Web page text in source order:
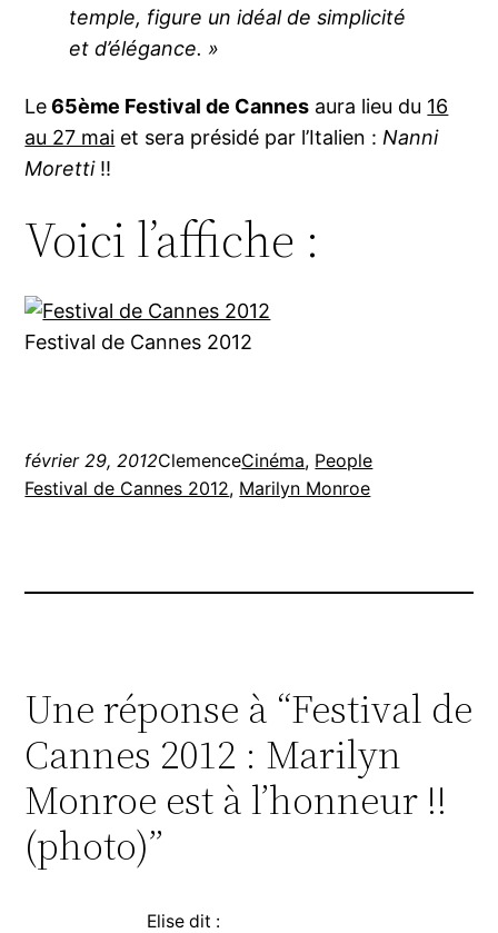
temple, figure un idéal de simplicité
et d’élégance. »
Le65ème Festival de Cannes aura lieu du 16
au 27 mai et sera présidé par l’Italien :Nanni
Moretti !!
Voici l’affiche :
Festival de Cannes 2012
février 29, 2012ClemenceCinéma, People
Festival de Cannes 2012, Marilyn Monroe
Une réponse à “Festival de
Cannes 2012 : Marilyn
Monroe est à l’honneur !!
(photo)”
Elise dit :